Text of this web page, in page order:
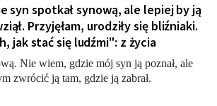
syn spotkał synową, ale lepiej by ją
Przyjęłam, urodziły się bliźniaki.
jak stać się ludźmi": z życia
Nie wiem, gdzie mój syn ją poznał, ale
zwrócić ją tam, gdzie ją zabrał.